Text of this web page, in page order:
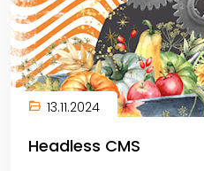
13.11.2024
Headless CMS